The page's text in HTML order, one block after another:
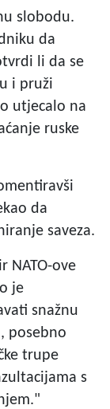
slobodu.
da
li da se
i pruži
utjecalo na
ruske
da
saveza.
NATO-ove
je
snažnu
posebno
trupe
s